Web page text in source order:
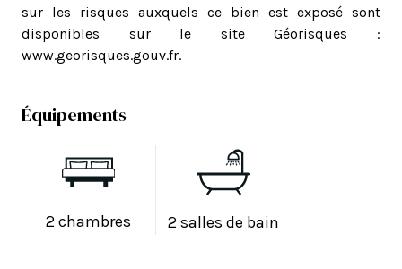
sur les risques auxquels ce bien est exposé sont
disponibles sur le site Géorisques :
www.georisques.gouv.fr.
Équipements
2 chambres 2 salles de bain